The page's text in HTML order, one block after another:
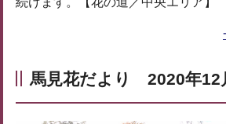
馬見花だより 2020年12